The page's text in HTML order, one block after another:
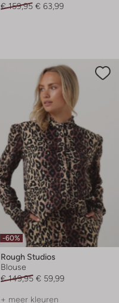
€ 159,95 € 63,99
-60%
Rough Studios
Blouse
€ 149,95 € 59,99
+ meer kleuren